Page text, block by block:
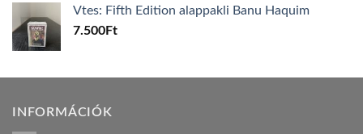
Vtes: Fifth Edition alappakli Banu Haquim
7.500Ft
INFORMÁCIÓK